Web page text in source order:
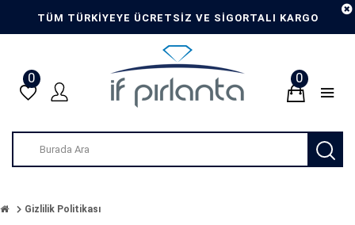
TÜM TÜRKİYEYE ÜCRETSİZ VE SİGORTALI KARGO
0 0
Gizlilik Politikası